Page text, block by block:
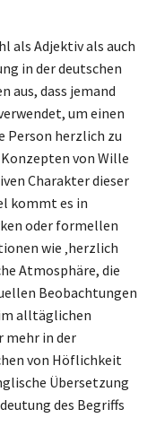
als Adjektiv als auch
in der deutschen
aus, dass jemand
um einen
Person herzlich zu
von Wille
Charakter dieser
kommt es in
oder formellen
wie ‚herzlich
Atmosphäre, die
Beobachtungen
alltäglichen
mehr in der
von Höflichkeit
Übersetzung
des Begriffs